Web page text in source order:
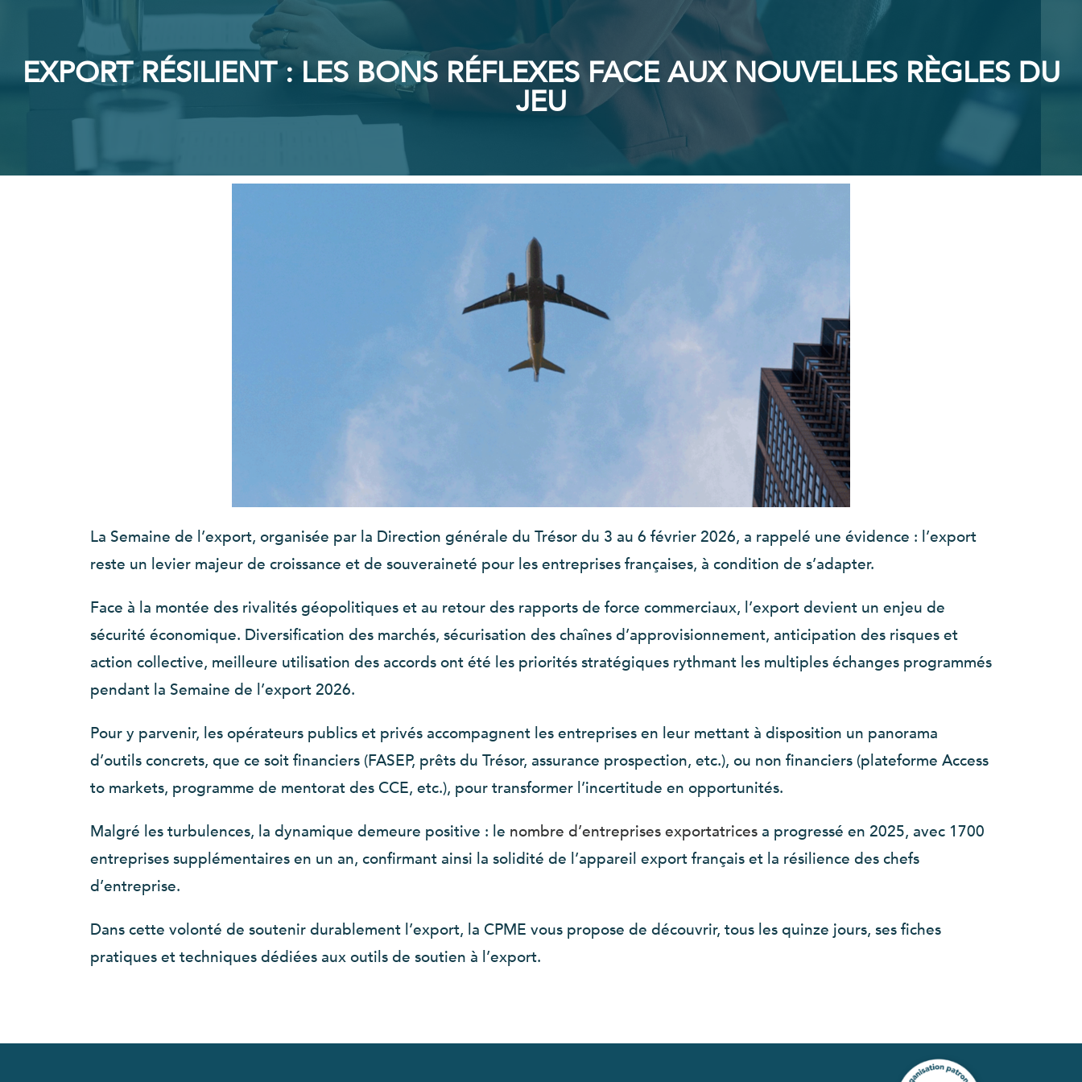
EXPORT RÉSILIENT : LES BONS RÉFLEXES FACE AUX NOUVELLES RÈGLES DU
JEU
La Semaine de l’export, organisée par la Direction générale du Trésor du 3 au 6 février 2026, a rappelé une évidence : l’export
reste un levier majeur de croissance et de souveraineté pour les entreprises françaises, à condition de s’adapter.
Face à la montée des rivalités géopolitiques et au retour des rapports de force commerciaux, l’export devient un enjeu de
sécurité économique. Diversification des marchés, sécurisation des chaînes d’approvisionnement, anticipation des risques et
action collective, meilleure utilisation des accords ont été les priorités stratégiques rythmant les multiples échanges programmés
pendant la Semaine de l’export 2026.
Pour y parvenir, les opérateurs publics et privés accompagnent les entreprises en leur mettant à disposition un panorama
d’outils concrets, que ce soit financiers (FASEP, prêts du Trésor, assurance prospection, etc.), ou non financiers (plateforme Access
to markets, programme de mentorat des CCE, etc.), pour transformer l’incertitude en opportunités.
Malgré les turbulences, la dynamique demeure positive : le nombre d’entreprises exportatrices a progressé en 2025, avec 1700
entreprises supplémentaires en un an, confirmant ainsi la solidité de l’appareil export français et la résilience des chefs
d’entreprise.
Dans cette volonté de soutenir durablement l’export, la CPME vous propose de découvrir, tous les quinze jours, ses fiches
pratiques et techniques dédiées aux outils de soutien à l’export.